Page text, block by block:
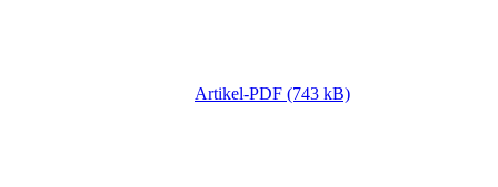
Artikel-PDF (743 kB)